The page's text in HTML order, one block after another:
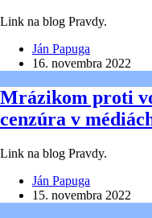
Link na blog Pravdy.
Ján Papuga
16. novembra 2022
Mrázikom proti
cenzúra v
Link na blog Pravdy.
Ján Papuga
15. novembra 2022